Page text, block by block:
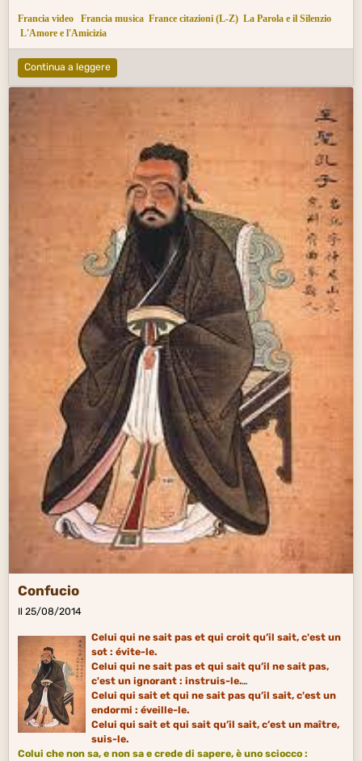
Francia video Francia musica France citazioni (L-Z) La Parola e il Silenzio
L'Amore e l'Amicizia
Continua a leggere
Confucio
Il 25/08/2014
Celui qui ne sait pas et qui croit qu’il sait, c'est un
sot : évite-le.
Celui qui ne sait pas et qui sait qu’il ne sait pas,
c'est un ignorant : instruis-le.
Celui qui sait et qui ne sait pas qu’il sait, c'est un
endormi : éveille-le.
Celui qui sait et qui sait qu’il sait, c’est un maître,
suis-le.
Colui che non sa, e non sa e crede di sapere, è uno sciocco :